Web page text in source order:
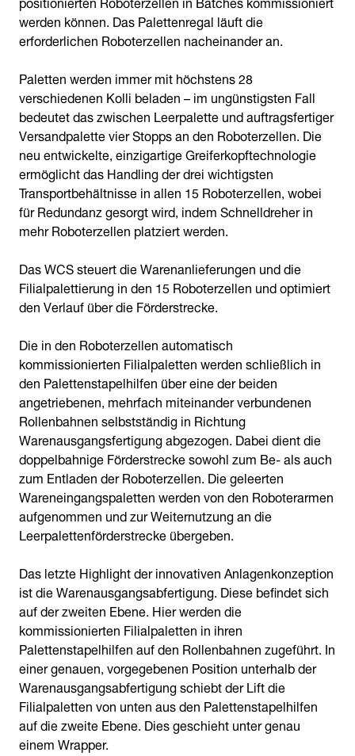
werden können. Das Palettenregal läuft die
erforderlichen Roboterzellen nacheinander an.
Paletten werden immer mit höchstens 28
verschiedenen Kolli beladen – im ungünstigsten Fall
bedeutet das zwischen Leerpalette und auftragsfertiger
Versandpalette vier Stopps an den Roboterzellen. Die
neu entwickelte, einzigartige Greiferkopftechnologie
ermöglicht das Handling der drei wichtigsten
Transportbehältnisse in allen 15 Roboterzellen, wobei
für Redundanz gesorgt wird, indem Schnelldreher in
mehr Roboterzellen platziert werden.
Das WCS steuert die Warenanlieferungen und die
Filialpalettierung in den 15 Roboterzellen und optimiert
den Verlauf über die Förderstrecke.
Die in den Roboterzellen automatisch
kommissionierten Filialpaletten werden schließlich in
den Palettenstapelhilfen über eine der beiden
angetriebenen, mehrfach miteinander verbundenen
Rollenbahnen selbstständig in Richtung
Warenausgangsfertigung abgezogen. Dabei dient die
doppelbahnige Förderstrecke sowohl zum Be- als auch
zum Entladen der Roboterzellen. Die geleerten
Wareneingangspaletten werden von den Roboterarmen
aufgenommen und zur Weiternutzung an die
Leerpalettenförderstrecke übergeben.
Das letzte Highlight der innovativen Anlagenkonzeption
ist die Warenausgangsabfertigung. Diese befindet sich
auf der zweiten Ebene. Hier werden die
kommissionierten Filialpaletten in ihren
Palettenstapelhilfen auf den Rollenbahnen zugeführt. In
einer genauen, vorgegebenen Position unterhalb der
Warenausgangsabfertigung schiebt der Lift die
Filialpaletten von unten aus den Palettenstapelhilfen
auf die zweite Ebene. Dies geschieht unter genau
einem Wrapper.